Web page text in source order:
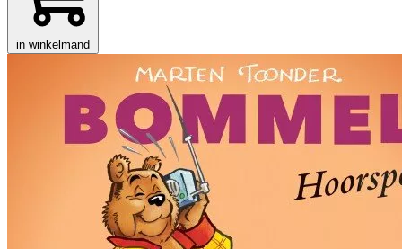
in winkelmand